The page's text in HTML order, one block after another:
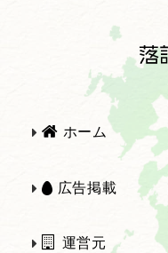
2021年
2019年
ホーム
広告掲載
運営元